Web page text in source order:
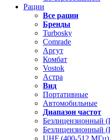
Рации
Все рации
Бренды
Turbosky
Comrade
Аргут
Комбат
Vostok
Астра
Вид
Портативные
Автомобильные
Диапазон частот
Безлицензионный
Безлицензионный
UHF (400-512 МГц)